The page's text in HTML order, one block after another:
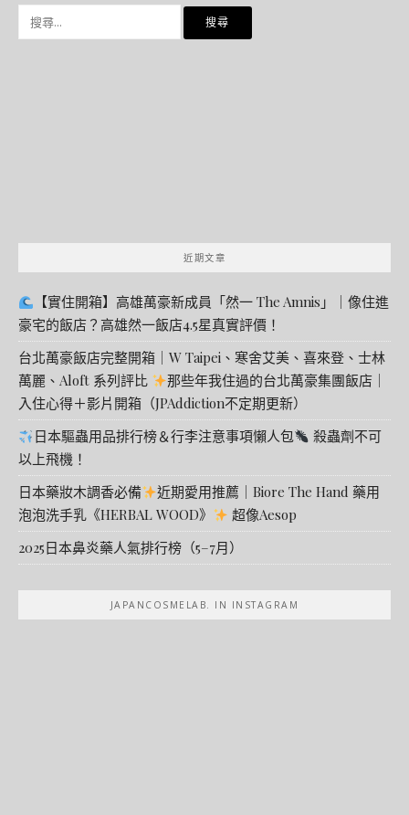
近期文章
【實住開箱】高雄萬豪新成員「然一 The Amnis」｜像住進
豪宅的飯店？高雄然一飯店4.5星真實評價！
台北萬豪飯店完整開箱｜W Taipei、寒舍艾美、喜來登、士林
萬麗、Aloft 系列評比
那些年我住過的台北萬豪集團飯店｜
入住心得＋影片開箱（JPAddiction不定期更新）
日本驅蟲用品排行榜＆行李注意事項懶人包
殺蟲劑不可
以上飛機！
日本藥妝木調香必備
近期愛用推薦｜Biore The Hand 藥用
泡泡洗手乳《HERBAL WOOD》
超像Aesop
2025日本鼻炎藥人氣排行榜（5–7月）
JAPANCOSMELAB. IN INSTAGRAM